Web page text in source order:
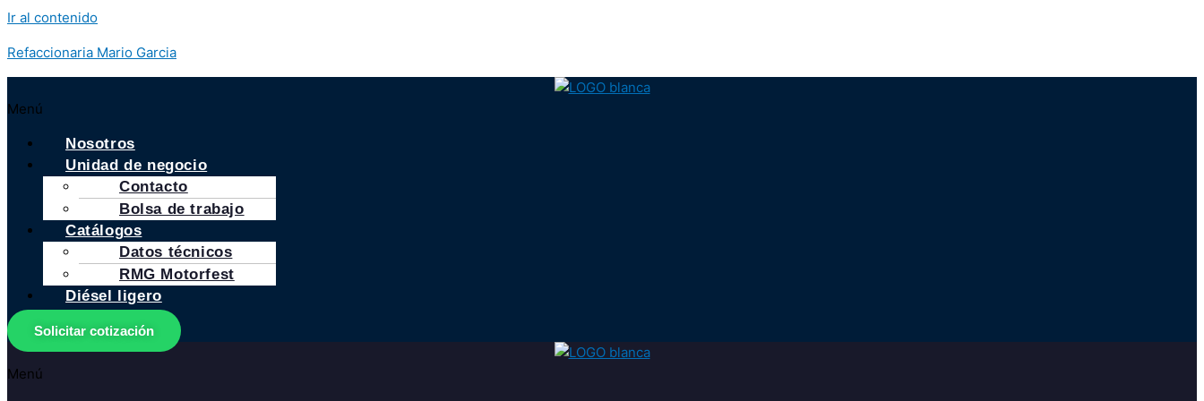
Ir al contenido
Refaccionaria Mario Garcia
Menú
Nosotros
Unidad de negocio
Contacto
Bolsa de trabajo
Catálogos
Datos técnicos
RMG Motorfest
Diésel ligero
Solicitar cotización
Menú